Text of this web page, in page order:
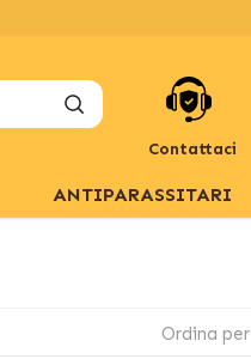
Contattaci
ANTIPARASSITARI
Ordina per